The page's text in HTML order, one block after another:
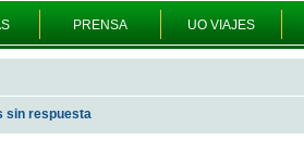
PRENSA UO VIAJES
sin respuesta